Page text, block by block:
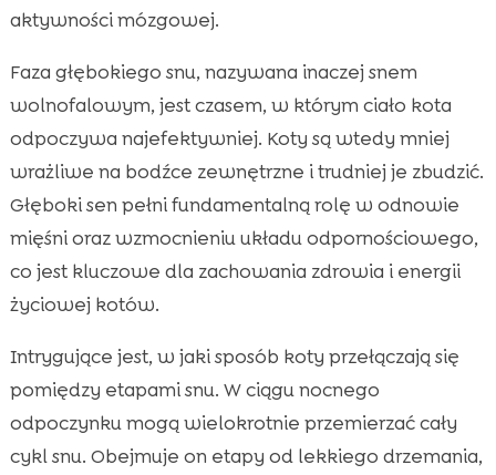
aktywności mózgowej.
Faza głębokiego snu, nazywana inaczej snem
wolnofalowym, jest czasem, w którym ciało kota
odpoczywa najefektywniej. Koty są wtedy mniej
wrażliwe na bodźce zewnętrzne i trudniej je zbudzić.
Głęboki sen pełni fundamentalną rolę w odnowie
mięśni oraz wzmocnieniu układu odpornościowego,
co jest kluczowe dla zachowania zdrowia i energii
życiowej kotów.
Intrygujące jest, w jaki sposób koty przełączają się
pomiędzy etapami snu. W ciągu nocnego
odpoczynku mogą wielokrotnie przemierzać cały
cykl snu. Obejmuje on etapy od lekkiego drzemania,